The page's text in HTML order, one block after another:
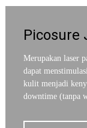
Picosure
Merupakan laser
dapat
kulit menjadi
downtime (tanpa